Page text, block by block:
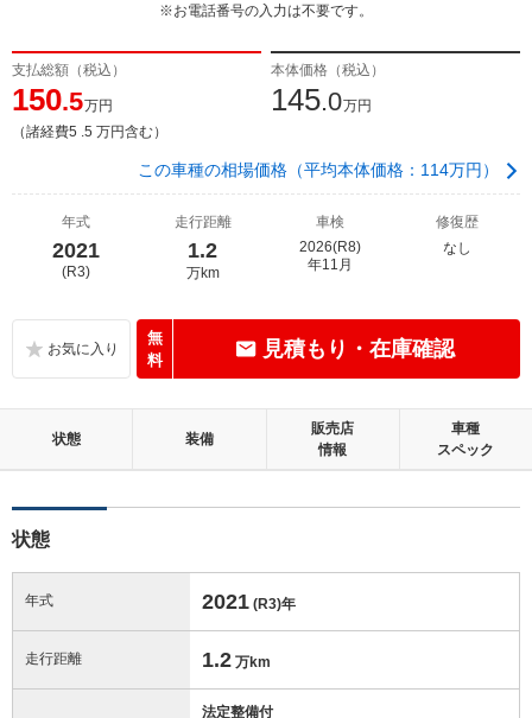
※お電話番号の入力は不要です。
支払総額（税込）
150.5万円
（諸経費5 .5 万円含む）
本体価格（税込）
145.0万円
この車種の相場価格（平均本体価格：114万円）
年式
2021
(R3)
走行距離
1.2
万km
車検
2026(R8)
年11月
修復歴
なし
無
料
見積もり・在庫確認
状態 装備
販売店
情報
車種
スペック
状態
年式 2021 (R3)年
走行距離 1.2 万km
法定整備付